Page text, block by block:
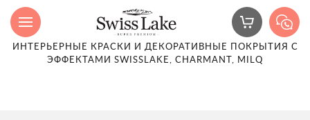
ИНТЕРЬЕРНЫЕ КРАСКИ И ДЕКОРАТИВНЫЕ ПОКРЫТИЯ С
ЭФФЕКТАМИ SWISSLAKE, CHARMANT, MILQ